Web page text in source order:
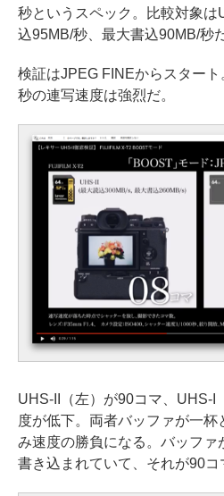
秒というスペック。比較対象は
込95MB/秒、最大書込90MB/秒だ
検証はJPEG FINEからスター
秒の連写速度は強烈だ。
UHS-II（左）が90コマ、UHS-I
度が低下。両者バッファが一杯
み速度の勝負になる。バッファ
書き込まれていて、それが90コ